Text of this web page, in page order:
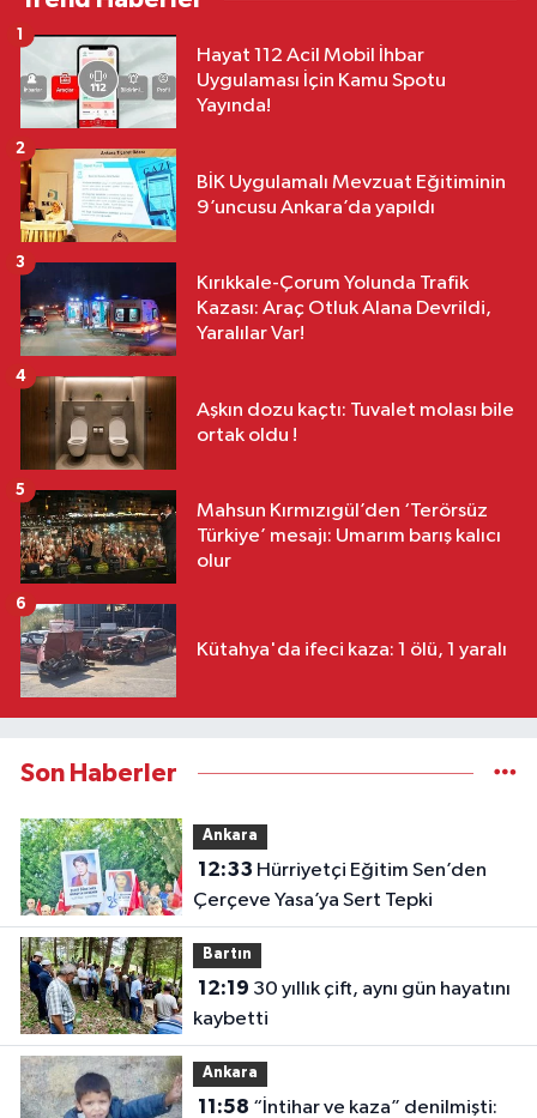
Hayat 112 Acil Mobil İhbar
Uygulaması İçin Kamu Spotu
Yayında!
1
BİK Uygulamalı Mevzuat Eğitiminin
9’uncusu Ankara’da yapıldı
2
Kırıkkale-Çorum Yolunda Trafik
Kazası: Araç Otluk Alana Devrildi,
Yaralılar Var!
3
Aşkın dozu kaçtı: Tuvalet molası bile
ortak oldu !
4
Mahsun Kırmızıgül’den ‘Terörsüz
Türkiye’ mesajı: Umarım barış kalıcı
olur
5
Kütahya'da ifeci kaza: 1 ölü, 1 yaralı
6
Son Haberler
Ankara
12:33
Çerçeve Yasa’ya Sert Tepki
Bartın
12:19
kaybetti
Ankara
11:58